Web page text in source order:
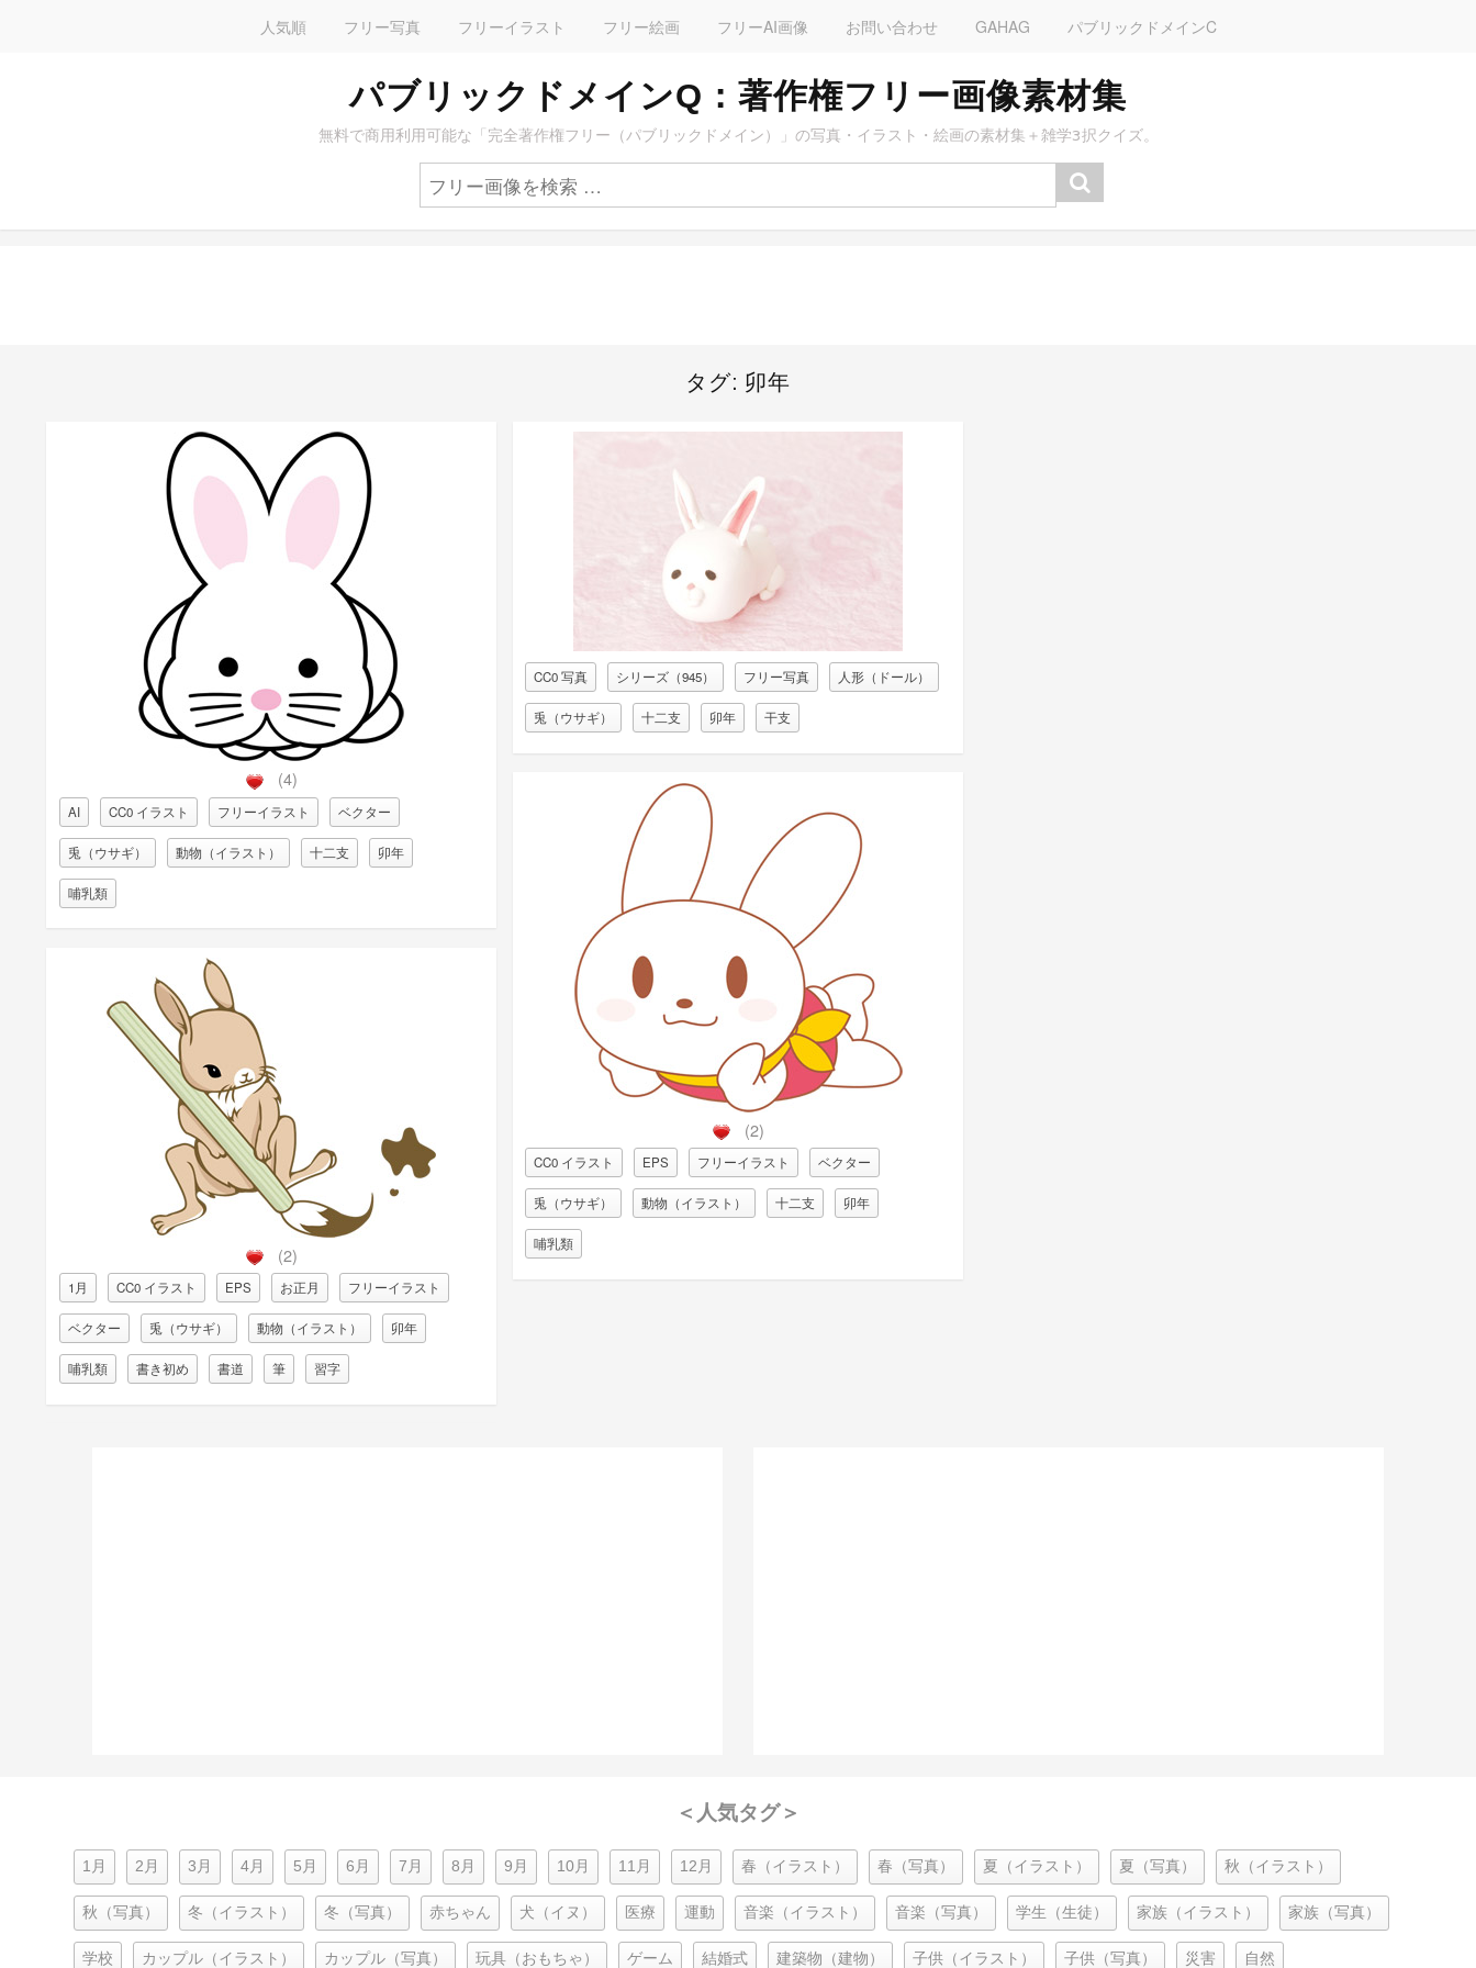
人気順 フリー写真 フリーイラスト フリー絵画 フリーAI画像 お問い合わせ GAHAG パブリックドメインC
パブリックドメインQ：著作権フリー画像素材集
無料で商用利用可能な「完全著作権フリー（パブリックドメイン）」の写真・イラスト・絵画の素材集＋雑学3択クイズ。
タグ: 卯年
(4)
AI CC0 イラスト フリーイラスト ベクター
兎（ウサギ） 動物（イラスト） 十二支 卯年
哺乳類
(2)
1月 CC0 イラスト EPS お正月 フリーイラスト
ベクター 兎（ウサギ） 動物（イラスト） 卯年
哺乳類 書き初め 書道 筆 習字
CC0 写真 シリーズ（945） フリー写真 人形（ドール）
兎（ウサギ） 十二支 卯年 干支
(2)
CC0 イラスト EPS フリーイラスト ベクター
兎（ウサギ） 動物（イラスト） 十二支 卯年
哺乳類
＜人気タグ＞
1月 2月 3月 4月 5月 6月 7月 8月 9月 10月 11月 12月 春（イラスト） 春（写真） 夏（イラスト） 夏（写真） 秋（イラスト）
秋（写真） 冬（イラスト） 冬（写真） 赤ちゃん 犬（イヌ） 医療 運動 音楽（イラスト） 音楽（写真） 学生（生徒） 家族（イラスト） 家族（写真）
学校 カップル（イラスト） カップル（写真） 玩具（おもちゃ） ゲーム 結婚式 建築物（建物） 子供（イラスト） 子供（写真） 災害 自然